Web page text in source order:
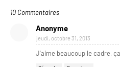
10 Commentaires
Anonyme
jeudi, octobre 31, 2013
J'aime beaucoup le cadre,